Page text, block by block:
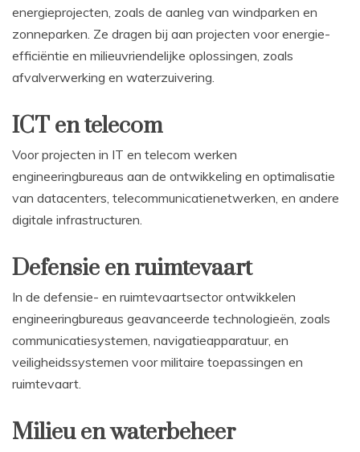
energieprojecten, zoals de aanleg van windparken en
zonneparken. Ze dragen bij aan projecten voor energie-
efficiëntie en milieuvriendelijke oplossingen, zoals
afvalverwerking en waterzuivering.
ICT en telecom
Voor projecten in IT en telecom werken
engineeringbureaus aan de ontwikkeling en optimalisatie
van datacenters, telecommunicatienetwerken, en andere
digitale infrastructuren.
Defensie en ruimtevaart
In de defensie- en ruimtevaartsector ontwikkelen
engineeringbureaus geavanceerde technologieën, zoals
communicatiesystemen, navigatieapparatuur, en
veiligheidssystemen voor militaire toepassingen en
ruimtevaart.
Milieu en waterbeheer